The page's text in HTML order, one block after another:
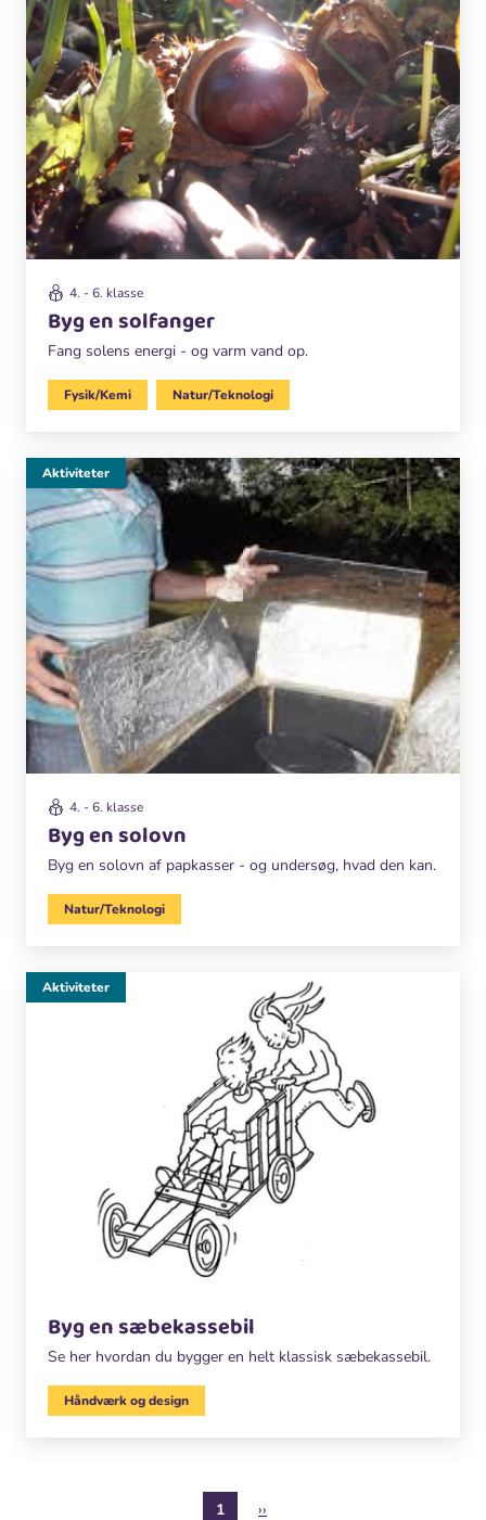
4. - 6. klasse
Byg en solfanger
Fang solens energi - og varm vand op.
Fysik/Kemi Natur/Teknologi
4. - 6. klasse
Byg en solovn
Byg en solovn af papkasser - og undersøg, hvad den kan.
Aktiviteter
Natur/Teknologi
Byg en sæbekassebil
Se her hvordan du bygger en helt klassisk sæbekassebil.
Aktiviteter
Håndværk og design
Nuværende
1
Næste
››